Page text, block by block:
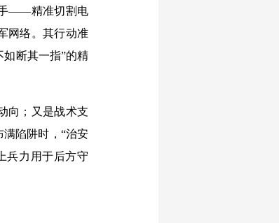
——精准切割电
网络。其行动准
如断其一指”的精
向；又是战术支
陷阱时，“治安
兵力用于后方守